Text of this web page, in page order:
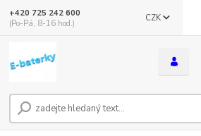
CZK
+420 725 242 600
(Po-Pá, 8-16 hod.)